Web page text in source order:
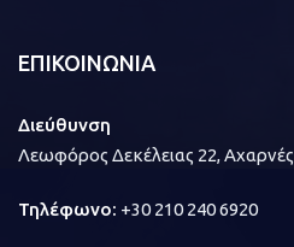
ΕΠΙΚΟΙΝΩΝΙΑ
Διεύθυνση
Λεωφόρος Δεκέλειας 22, Αχαρνές
Τηλέφωνο: +30 210 240 6920